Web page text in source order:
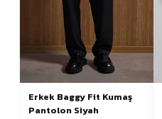
Erkek Baggy Fit Kumaş
Pantolon Siyah